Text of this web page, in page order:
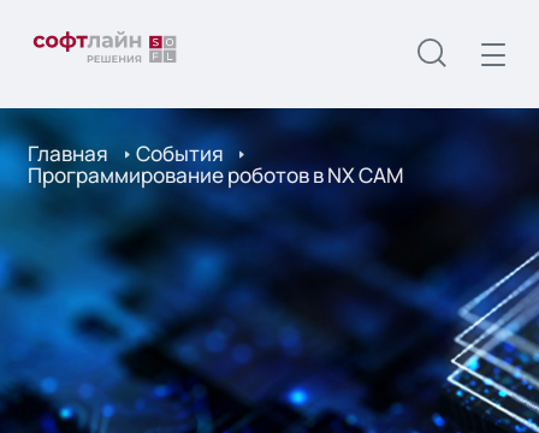
Главная События
Программирование роботов в NX CAM